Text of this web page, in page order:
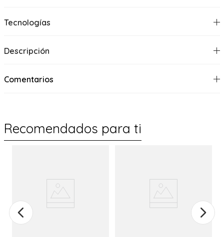
Tecnologías
Descripción
Comentarios
Recomendados para ti